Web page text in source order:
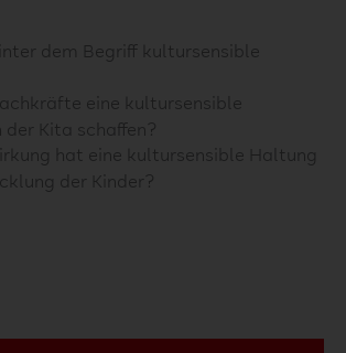
dem Begriff kultursensible
eine kultursensible
der Kita schaffen?
hat eine kultursensible Haltung
der Kinder?